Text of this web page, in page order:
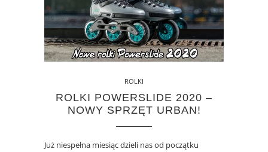
ROLKI
ROLKI POWERSLIDE 2020 –
NOWY SPRZĘT URBAN!
Już niespełna miesiąc dzieli nas od początku